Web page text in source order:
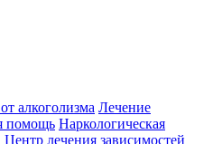
алкоголизма Лечение
помощь Наркологическая
Центр лечения зависимостей